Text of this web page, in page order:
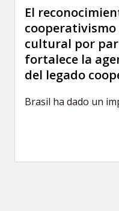
El
cooperativismo
cultural por
fortalece la
del legado
Brasil ha dado un